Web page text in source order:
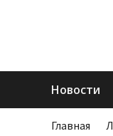
Новости
Главная